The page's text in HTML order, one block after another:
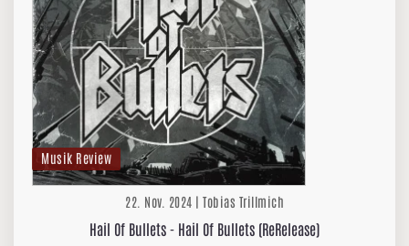
Musik Review
22. Nov. 2024 | Tobias Trillmich
Hail Of Bullets - Hail Of Bullets (ReRelease)